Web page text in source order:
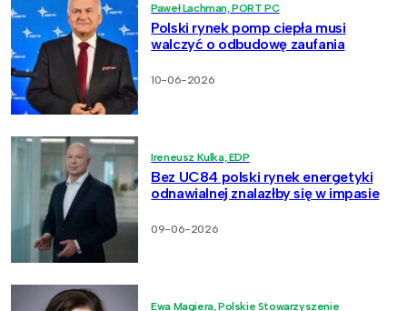
Paweł Lachman, PORT PC
Polski rynek pomp ciepła musi
walczyć o odbudowę zaufania
10-06-2026
Ireneusz Kulka, EDP
Bez UC84 polski rynek energetyki
odnawialnej znalazłby się w impasie
09-06-2026
Ewa Magiera, Polskie Stowarzyszenie